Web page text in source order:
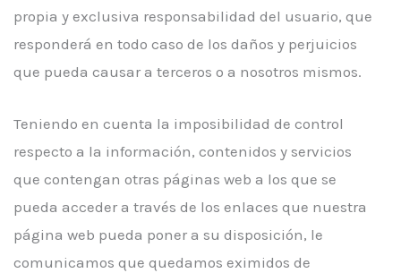
propia y exclusiva responsabilidad del usuario, que
responderá en todo caso de los daños y perjuicios
que pueda causar a terceros o a nosotros mismos.
Teniendo en cuenta la imposibilidad de control
respecto a la información, contenidos y servicios
que contengan otras páginas web a los que se
pueda acceder a través de los enlaces que nuestra
página web pueda poner a su disposición, le
comunicamos que quedamos eximidos de